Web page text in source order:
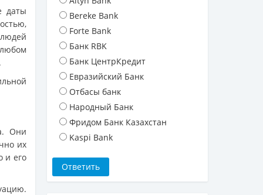
даты
Они
их
и его
Bereke Bank
Forte Bank
Банк RBK
Банк ЦентрКредит
Евразийский Банк
Отбасы банк
Народный Банк
Фридом Банк Казахстан
Kaspi Bank